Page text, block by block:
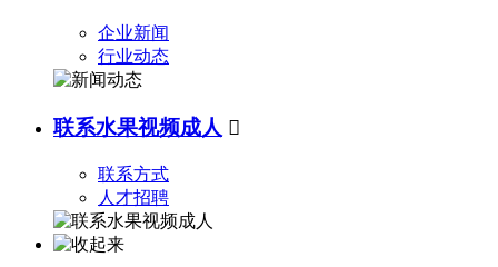
企业新闻
行业动态
联系水果视频成人 
联系方式
人才招聘